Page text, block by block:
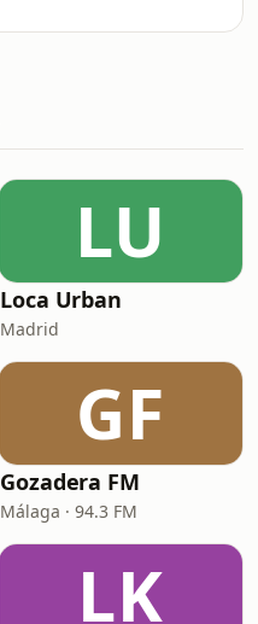
LU
Loca Urban
Madrid
GF
Gozadera FM
Málaga · 94.3 FM
LK